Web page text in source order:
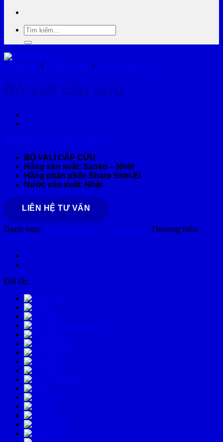
Tìm
kiếm:
Trang chủ / Thiết bị khác / Bộ vali cấp cứu
Bộ vali cấp cứu
4.95 trên 5 dựa trên 20 đánh giá
BỘ VALI CẤP CỨU
Hãng sản xuất: Sanko – Nhật
Hãng phân phối: Sharp Shin-Ei
Nước sản xuất: Nhật
LIÊN HỆ TƯ VẤN
Danh mục: Bộ vali cấp cứu, Thiết bị khác Thương hiệu:
SANKO
Đối tác